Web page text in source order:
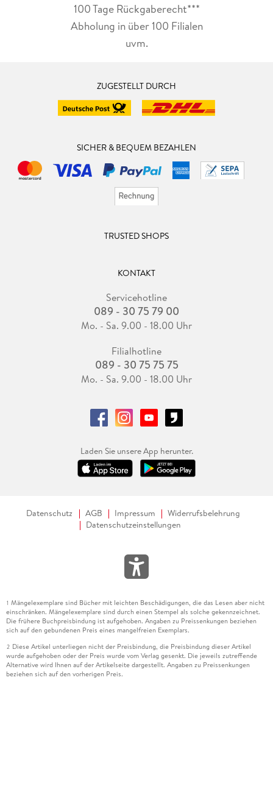
100 Tage Rückgaberecht***
Abholung in über 100 Filialen
uvm.
ZUGESTELLT DURCH
SICHER & BEQUEM BEZAHLEN
TRUSTED SHOPS
KONTAKT
Servicehotline
089 - 30 75 79 00
Mo. - Sa. 9.00 - 18.00 Uhr
Filialhotline
089 - 30 75 75 75
Mo. - Sa. 9.00 - 18.00 Uhr
Laden Sie unsere App herunter.
Datenschutz AGB Impressum
Widerrufsbelehrung
Datenschutzeinstellungen
1 Mängelexemplare sind Bücher mit leichten Beschädigungen, die das Lesen aber nicht
einschränken. Mängelexemplare sind durch einen Stempel als solche gekennzeichnet.
Die frühere Buchpreisbindung ist aufgehoben. Angaben zu Preissenkungen beziehen
sich auf den gebundenen Preis eines mangelfreien Exemplars.
2 Diese Artikel unterliegen nicht der Preisbindung, die Preisbindung dieser Artikel
wurde aufgehoben oder der Preis wurde vom Verlag gesenkt. Die jeweils zutreffende
Alternative wird Ihnen auf der Artikelseite dargestellt. Angaben zu Preissenkungen
beziehen sich auf den vorherigen Preis.